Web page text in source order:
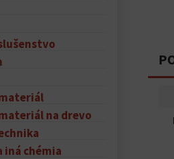
na drevo
iná chémia